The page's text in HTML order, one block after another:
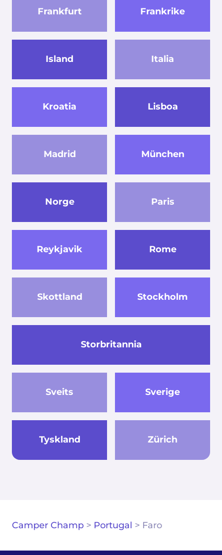
Frankfurt Frankrike
Island Italia
Kroatia Lisboa
Madrid München
Norge Paris
Reykjavik Rome
Skottland Stockholm
Storbritannia
Sveits Sverige
Tyskland Zürich
Camper Champ > Portugal > Faro